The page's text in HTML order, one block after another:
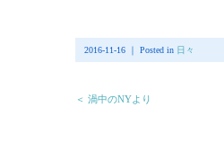
2016-11-16 ｜ Posted in 日々
＜ 渦中のNYより